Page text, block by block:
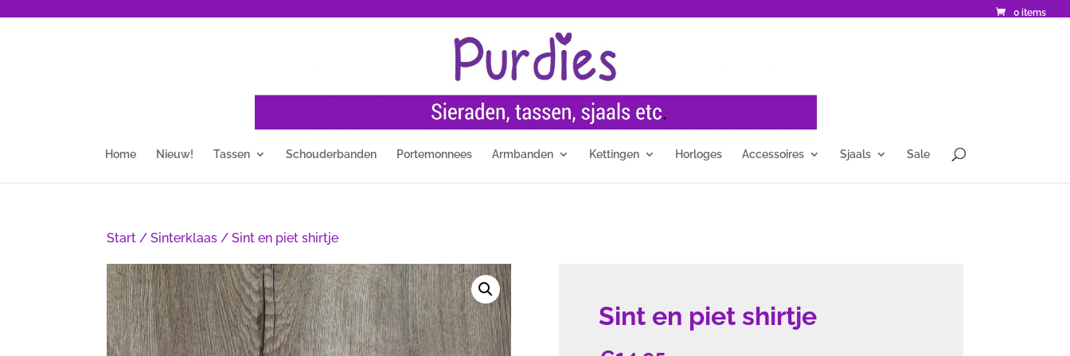
0 items
Home Nieuw! Tassen Schouderbanden Portemonnees Armbanden Kettingen Horloges Accessoires Sjaals Sale
Start /Sinterklaas / Sint en piet shirtje
Sint en piet shirtje